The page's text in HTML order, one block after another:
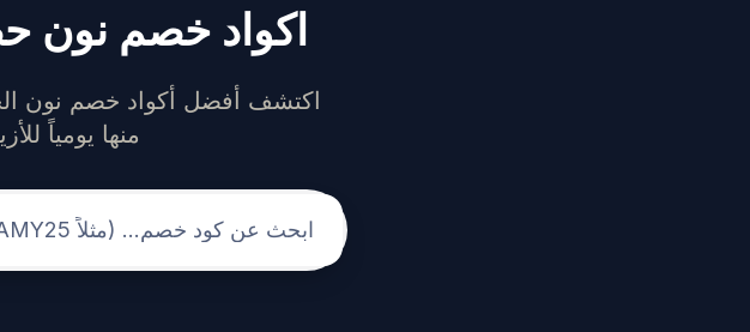
اكواد خصم نون
اكتشف أفضل أكواد خصم نون
منها يومياً
ابحث عن كوبون خصم نون